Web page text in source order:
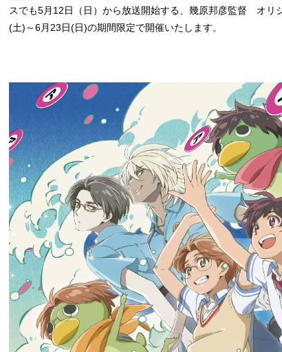
スでも5月12日（日）から放送開始する、幾原邦彦監督 オリ
(土)～6月23日(日)の期間限定で開催いたします。